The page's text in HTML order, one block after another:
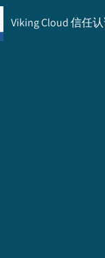
Viking Cloud 信任